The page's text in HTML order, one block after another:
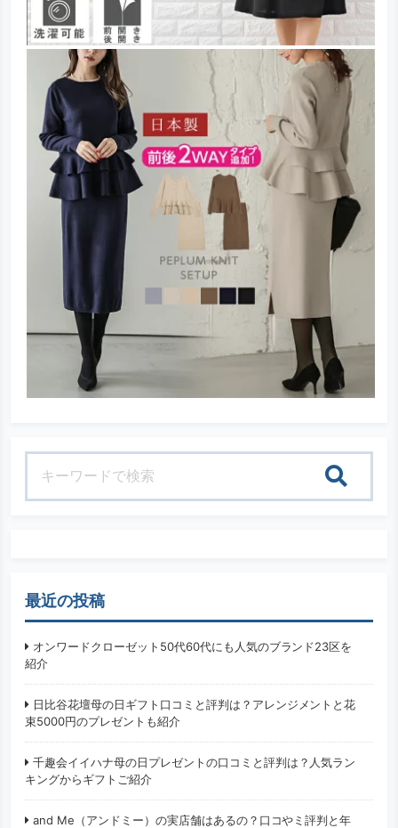
最近の投稿
オンワードクローゼット50代60代にも人気のブランド23区を
紹介
日比谷花壇母の日ギフト口コミと評判は？アレンジメントと花
束5000円のプレゼントも紹介
千趣会イイハナ母の日プレゼントの口コミと評判は？人気ラン
キングからギフトご紹介
and Me（アンドミー）の実店舗はあるの？口コやミ評判と年